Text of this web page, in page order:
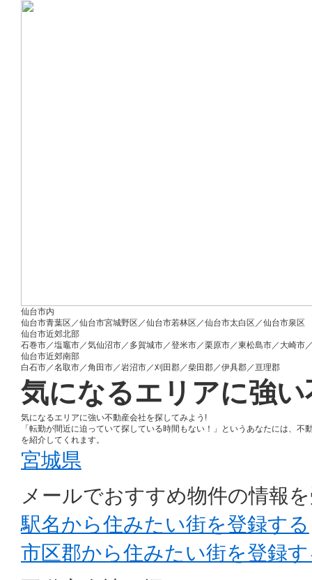
仙台市内
仙台市青葉区／仙台市宮城野区／仙台市若林区／仙台市太白区／仙台市泉区
仙台市近郊北部
石巻市／塩竈市／気仙沼市／多賀城市／登米市／栗原市／東松島市／大崎市
仙台市近郊南部
白石市／名取市／角田市／岩沼市／刈田郡／柴田郡／伊具郡／亘理郡
気になるエリアに強
気になるエリアに強い不動産会社を探してみよう!
「転勤が間近に迫っていて探している時間もない！」というあなたには、
を紹介してくれます。
宮城県
メールでおすすめ物件の情報
駅名から住みたい街を登録する
市区郡から住みたい街を登録